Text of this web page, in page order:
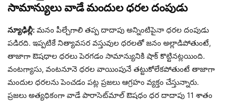
సామాన్యులు వాడే మందుల ధరల దంపుడు
న్యూఢిల్లీ: మనం పీల్చేగాలి తప్ప దాదాపు అన్నింటిపైనా ధరల దంపుడు
పడిరది. ఇప్పటికే నిత్యావసర వస్తువుల ధరలతో జనం అల్లాడిపోతుంటే,
తాజాగా ఔషధాల ధరలు పెరగడం సామాన్యునికి షాక్‌ కొట్టినట్లయింది.
వంటగ్యాసు, వంటనూనె ధరల వాయింపునే తట్టుకోలేకపోతుంటే తాజాగా
మందుల ధరలను పెంచడం పట్ల ప్రజలు ఆగ్రహం వ్యక్తం చేస్తున్నారు.
ప్రజలు అత్యధికంగా వాడే పారాసెట్‌మాల్‌ ఔషధం ధర దాదాపు 11 శాతం